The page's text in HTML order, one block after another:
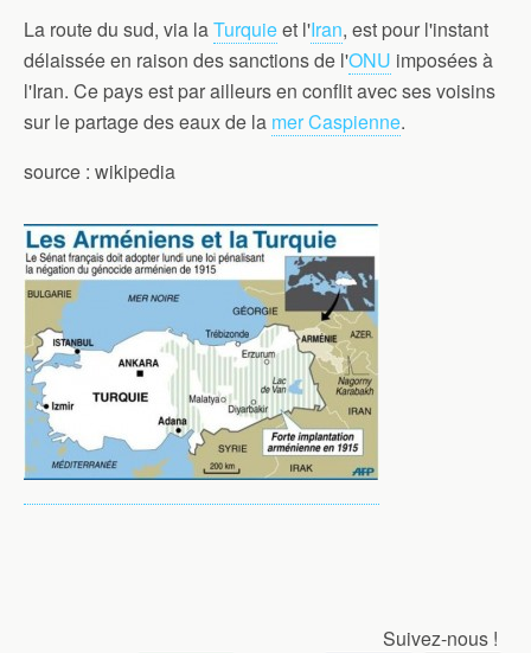
La route du sud, via laTurquieet l'Iran, est pour l'instant
délaissée en raison des sanctions de l'ONU imposées à
l'Iran. Ce pays est par ailleurs en conflit avec ses voisins
sur le partage des eaux de la mer Caspienne.
source : wikipedia
Suivez-nous !